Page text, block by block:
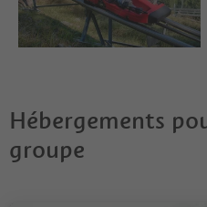
Hébergements
groupe